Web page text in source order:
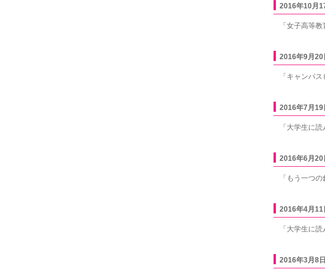
2016年10月
「女子高等
2016年9月20
「キャンパス
2016年7月19
「大学生に
2016年6月20
「もう一つ
2016年4月11
「大学生に
2016年3月8